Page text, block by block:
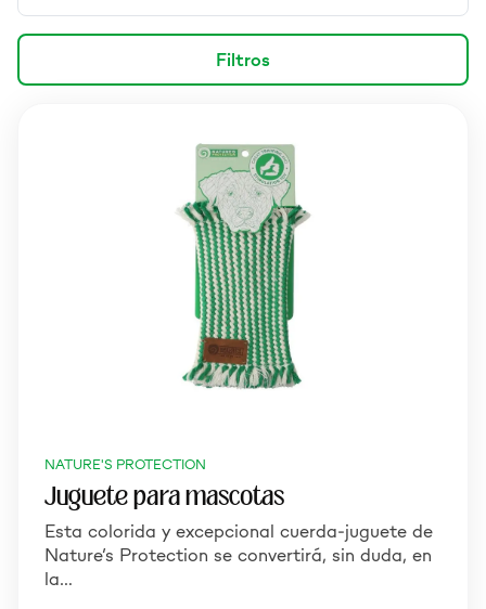
Filtros
NATURE'S PROTECTION
Juguete para mascotas
Esta colorida y excepcional cuerda-juguete de
Nature’s Protection se convertirá, sin duda, en
la…